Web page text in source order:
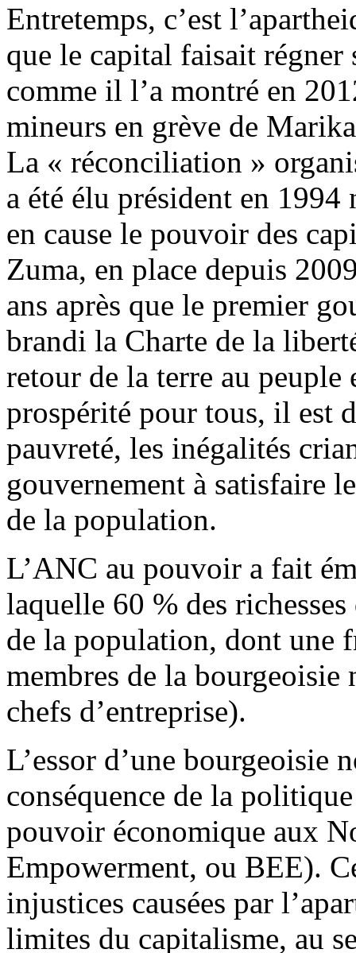
Entretemps, c’est
que le capital faisait régner
comme il l’a montré en
mineurs en grève de
La « réconciliation »
a été élu président en 1994
en cause le pouvoir des
Zuma, en place depuis
ans après que le premier
brandi la Charte de la
retour de la terre au peuple
prospérité pour tous, il est
pauvreté, les inégalités
gouvernement à satisfaire
de la population.
L’ANC au pouvoir a fait
laquelle 60 % des
de la population, dont une
membres de la
chefs d’entreprise).
L’essor d’une bourgeoisie
conséquence de la
pouvoir économique aux
Empowerment, ou BEE).
injustices causées par
limites du capitalisme, au